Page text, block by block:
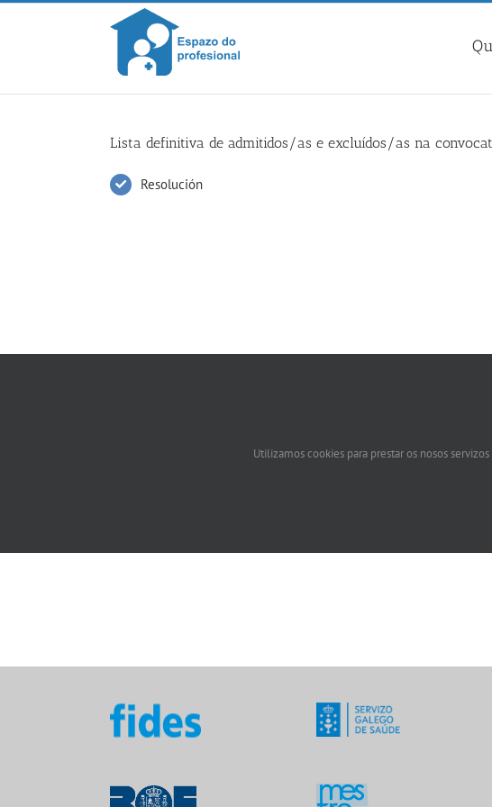
Skip
Lista definitiva de admitidos/as e excluídos/as na
Resolución
Utilizamos cookies para prestar os nosos